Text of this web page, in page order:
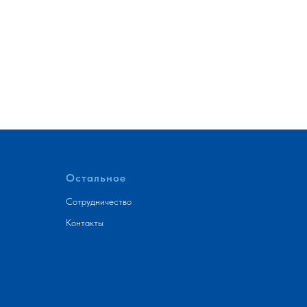
Остальное
Сотрудничество
Контакты